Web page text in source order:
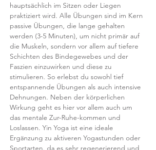
hauptsächlich im Sitzen oder Liegen
praktiziert wird. Alle Übungen sind im Kern
passive Übungen, die lange gehalten
werden (3-5 Minuten), um nicht primär auf
die Muskeln, sondern vor allem auf tiefere
Schichten des Bindegewebes und der
Faszien einzuwirken und diese zu
stimulieren. So erlebst du sowohl tief
entspannende Übungen als auch intensive
Dehnungen. Neben der körperlichen
Wirkung geht es hier vor allem auch um
das mentale Zur-Ruhe-kommen und
Loslassen. Yin Yoga ist eine ideale
Ergänzung zu aktiveren Yogastunden oder
Sportarten, da es sehr regenerierend und